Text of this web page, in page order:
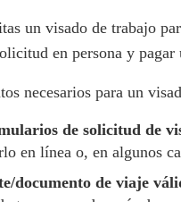
un visado de trabajo
en persona y
necesarios para un
de solicitud de
en línea o, en algunos
documento de viaje